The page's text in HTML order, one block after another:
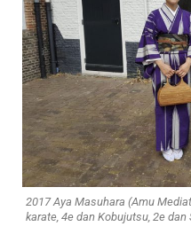
2017 Aya Masuhara (Amu
karate, 4e dan Kobujutsu, 2e